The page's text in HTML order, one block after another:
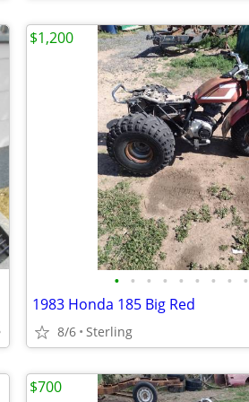
• • • • • • • • •
1983 Honda 185 Big Red
8/6 Sterling
$1,200
$700